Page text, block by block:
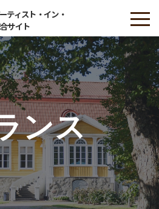
ティスト・イン・
サイト
ンス